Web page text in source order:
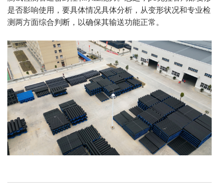
是否影响使用，要具体情况具体分析，从变形状况和专业检
测两方面综合判断，以确保其输送功能正常。